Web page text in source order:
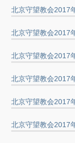
北京守望教会2017
北京守望教会2017
北京守望教会2017
北京守望教会2017
北京守望教会2017
北京守望教会2017